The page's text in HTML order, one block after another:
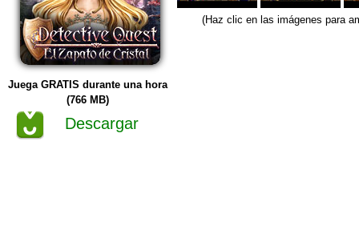
Juega GRATIS durante una hora
(766 MB)
Descargar
(Haz clic en las imágenes para